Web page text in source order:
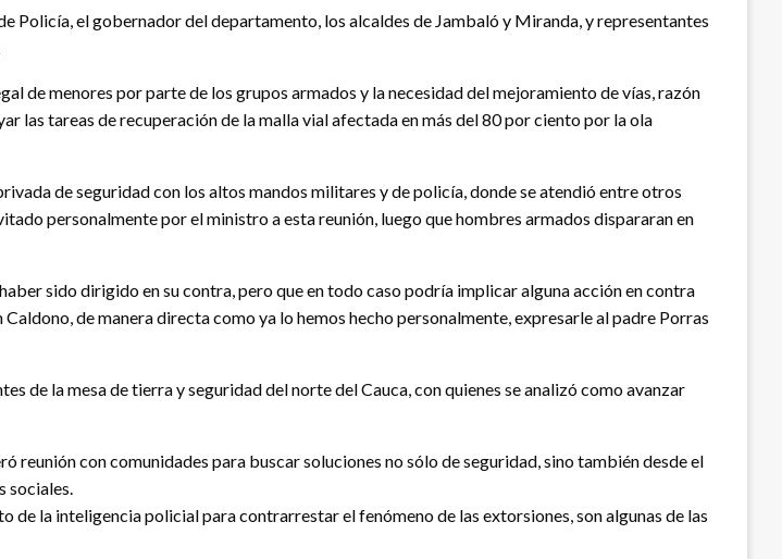
Policía, el gobernador del departamento, los alcaldes de Jambaló y Miranda, y representantes
de menores por parte de los grupos armados y la necesidad del mejoramiento de vías, razón
las tareas de recuperación de la malla vial afectada en más del 80 por ciento por la ola
de seguridad con los altos mandos militares y de policía, donde se atendió entre otros
personalmente por el ministro a esta reunión, luego que hombres armados dispararan en
sido dirigido en su contra, pero que en todo caso podría implicar alguna acción en contra
de manera directa como ya lo hemos hecho personalmente, expresarle al padre Porras
de la mesa de tierra y seguridad del norte del Cauca, con quienes se analizó como avanzar
reunión con comunidades para buscar soluciones no sólo de seguridad, sino también desde el
sociales.
la inteligencia policial para contrarrestar el fenómeno de las extorsiones, son algunas de las